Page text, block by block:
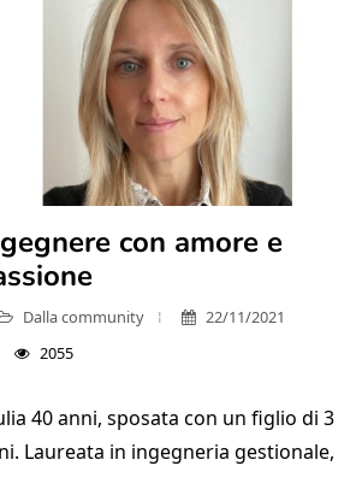
con amore e
Dalla community
22/11/2021
2055
40 anni, sposata con un figlio di 3
Laureata in ingegneria gestionale,